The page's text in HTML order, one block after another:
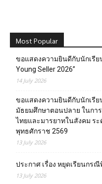
Most Popular
ขอแสดงความยินดีกับนักเรีย
Young Seller 2026”
14 July 2026
ขอแสดงความยินดีกับนักเรี
มัธยมศึกษาตอนปลาย ในกา
ไทยและมารยาทในสังคม ร
พุทธศักราช 2569
13 July 2026
ประกาศ เรื่อง หยุดเรียนกรณี
13 July 2026